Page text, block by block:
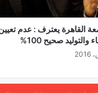
القاهرة يعترف : عدم
صحيح 100%